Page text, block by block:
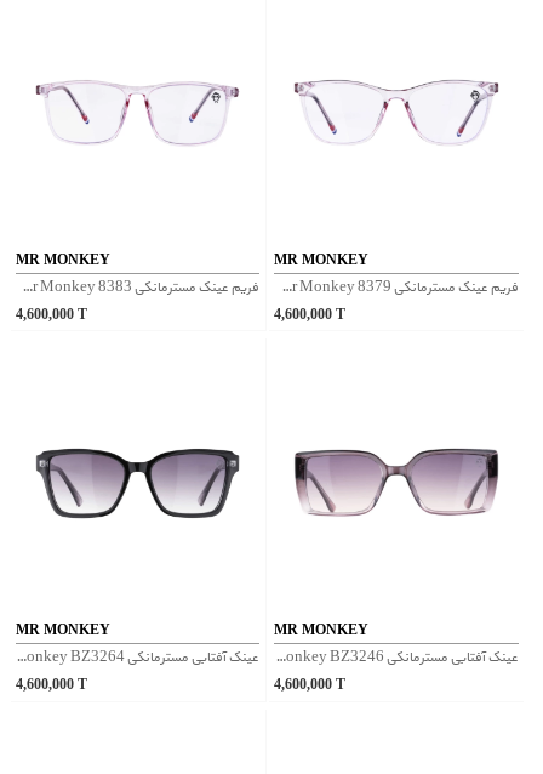
MR MONKEY
فریم عینک مسترمانکی Mr Monkey 8383 - صورتی
4,600,000T
MR MONKEY
فریم عینک مسترمانکی Mr Monkey 8379 - صورتی
4,600,000 T
MR MONKEY
عینک آفتابی مسترمانکی Mr Monkey BZ3264 - شفاف مشکی
4,600,000T
MR MONKEY
عینک آفتابی مسترمانکی Mr Monkey BZ3246 - مشکی بنفش
4,600,000 T